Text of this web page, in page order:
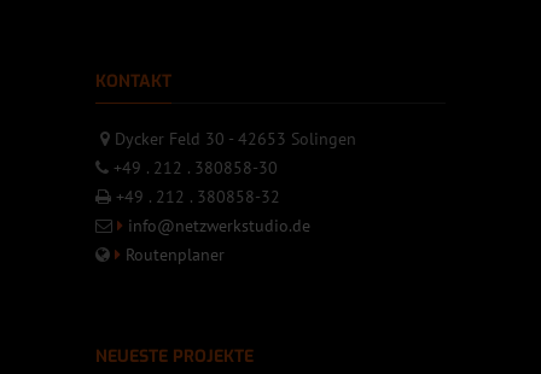
KONTAKT
Dycker Feld 30 - 42653 Solingen
+49 . 212 . 380858-30
+49 . 212 . 380858-32
info@netzwerkstudio.de
Routenplaner
NEUESTE PROJEKTE